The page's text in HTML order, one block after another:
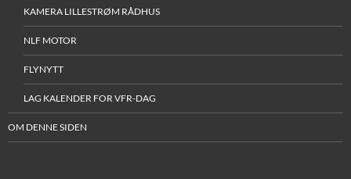
KAMERA LILLESTRØM RÅDHUS
NLF MOTOR
FLYNYTT
LAG KALENDER FOR VFR-DAG
OM DENNE SIDEN